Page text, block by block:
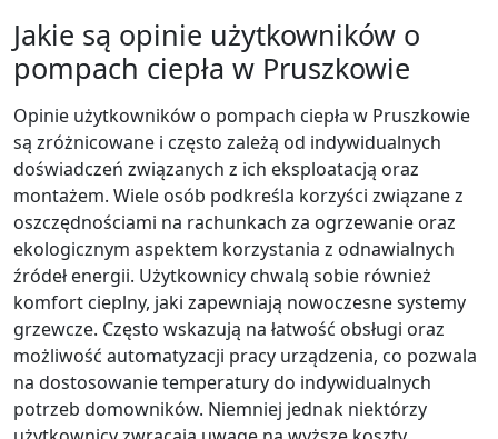
Jakie są opinie użytkowników o
pompach ciepła w Pruszkowie
Opinie użytkowników o pompach ciepła w Pruszkowie
są zróżnicowane i często zależą od indywidualnych
doświadczeń związanych z ich eksploatacją oraz
montażem. Wiele osób podkreśla korzyści związane z
oszczędnościami na rachunkach za ogrzewanie oraz
ekologicznym aspektem korzystania z odnawialnych
źródeł energii. Użytkownicy chwalą sobie również
komfort cieplny, jaki zapewniają nowoczesne systemy
grzewcze. Często wskazują na łatwość obsługi oraz
możliwość automatyzacji pracy urządzenia, co pozwala
na dostosowanie temperatury do indywidualnych
potrzeb domowników. Niemniej jednak niektórzy